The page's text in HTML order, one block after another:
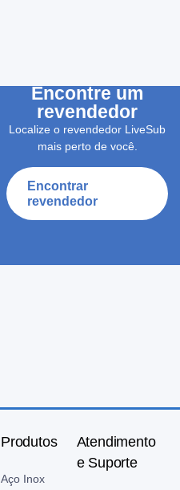
Encontre um
revendedor
Localize o revendedor LiveSub
mais perto de você.
Encontrar
revendedor
Produtos
Aço Inox
Atendimento
e Suporte